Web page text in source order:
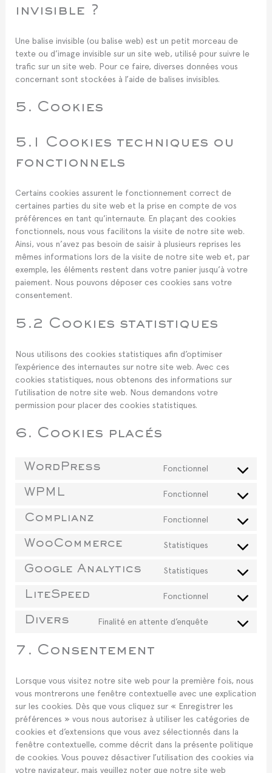
invisible ?
Une balise invisible (ou balise web) est un petit morceau de
texte ou d’image invisible sur un site web, utilisé pour suivre le
trafic sur un site web. Pour ce faire, diverses données vous
concernant sont stockées à l’aide de balises invisibles.
5. Cookies
5.1 Cookies techniques ou
fonctionnels
Certains cookies assurent le fonctionnement correct de
certaines parties du site web et la prise en compte de vos
préférences en tant qu’internaute. En plaçant des cookies
fonctionnels, nous vous facilitons la visite de notre site web.
Ainsi, vous n’avez pas besoin de saisir à plusieurs reprises les
mêmes informations lors de la visite de notre site web et, par
exemple, les éléments restent dans votre panier jusqu’à votre
paiement. Nous pouvons déposer ces cookies sans votre
consentement.
5.2 Cookies statistiques
Nous utilisons des cookies statistiques afin d’optimiser
l’expérience des internautes sur notre site web. Avec ces
cookies statistiques, nous obtenons des informations sur
l’utilisation de notre site web. Nous demandons votre
permission pour placer des cookies statistiques.
6. Cookies placés
WordPress Fonctionnel
Consent
service
WPML Fonctionnel
Consent
service
Complianz Fonctionnel
Consent
service
WooCommerce Statistiques
Consent
service
Google Analytics Statistiques
Consent
service
analytics
LiteSpeed Fonctionnel
Consent
service
Divers Finalité en attente d’enquête
Consent
7. Consentement
Lorsque vous visitez notre site web pour la première fois, nous
vous montrerons une fenêtre contextuelle avec une explication
sur les cookies. Dès que vous cliquez sur « Enregistrer les
préférences » vous nous autorisez à utiliser les catégories de
cookies et d’extensions que vous avez sélectionnés dans la
fenêtre contextuelle, comme décrit dans la présente politique
de cookies. Vous pouvez désactiver l’utilisation des cookies via
votre navigateur, mais veuillez noter que notre site web